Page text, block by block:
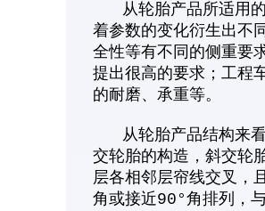
从轮胎产品所适用的
着参数的变化衍生出不
全性等有不同的侧重要
提出很高的要求；工程
的耐磨、承重等。
从轮胎产品结构来看
交轮胎的构造，斜交轮
层各相邻层帘线交叉，
角或接近90°角排列，